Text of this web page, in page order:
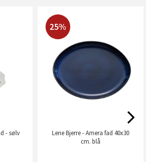
- sølv
25%
Lene Bjerre - Amera fad 40x30
cm. blå